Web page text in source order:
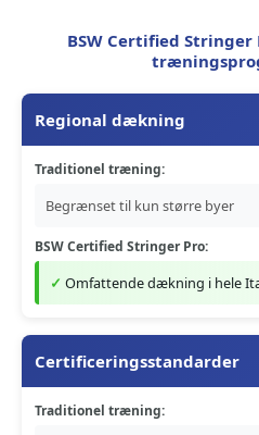
BSW Certified
Regional dækning
Traditionel træning:
Begrænset til kun større byer
BSW Certified Stringer Pro:
Omfattende dækning i hele
Certificeringsstandarder
Traditionel træning: